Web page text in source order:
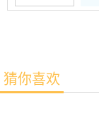
猜你喜欢